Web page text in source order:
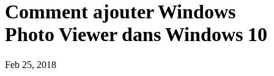
Comment ajouter Windows
Photo Viewer dans Windows 10
Feb 25, 2018